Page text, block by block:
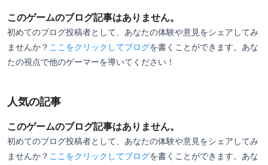
このゲームのブログ記事はありません。
初めてのブログ投稿者として、あなたの体験や意見をシェアしてみ
ませんか？ ここをクリックしてブログを書くことができます。あな
たの視点で他のゲーマーを導いてください！
人気の記事
このゲームのブログ記事はありません。
初めてのブログ投稿者として、あなたの体験や意見をシェアしてみ
ませんか？ ここをクリックしてブログを書くことができます。あな